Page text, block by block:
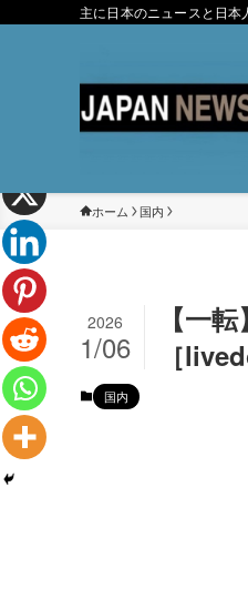
主に日本のニュースと日
ホーム 国内
【一
［
2026
1/06
国内